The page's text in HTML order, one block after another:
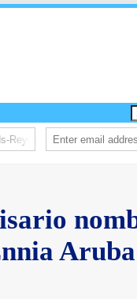
“Hubentud